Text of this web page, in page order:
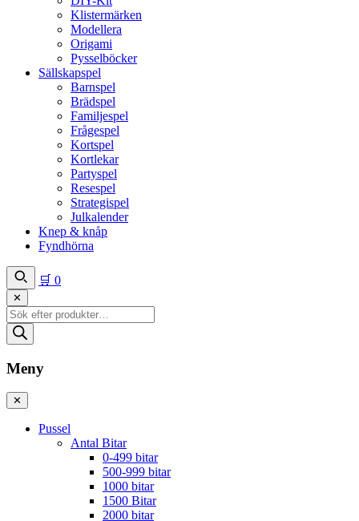
Klistermärken
Modellera
Origami
Pysselböcker
Sällskapspel
Barnspel
Brädspel
Familjespel
Frågespel
Kortspel
Kortlekar
Partyspel
Resespel
Strategispel
Julkalender
Knep & knåp
Fyndhörna
🛒 0
✕
Produktsökning
Meny
✕
Pussel
Antal Bitar
0-499 bitar
500-999 bitar
1000 bitar
1500 Bitar
2000 bitar